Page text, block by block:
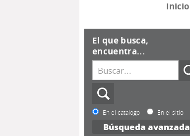
Inicio
El que busca,
encuentra...
En el catálogo En el sitio
Búsqueda avanzada